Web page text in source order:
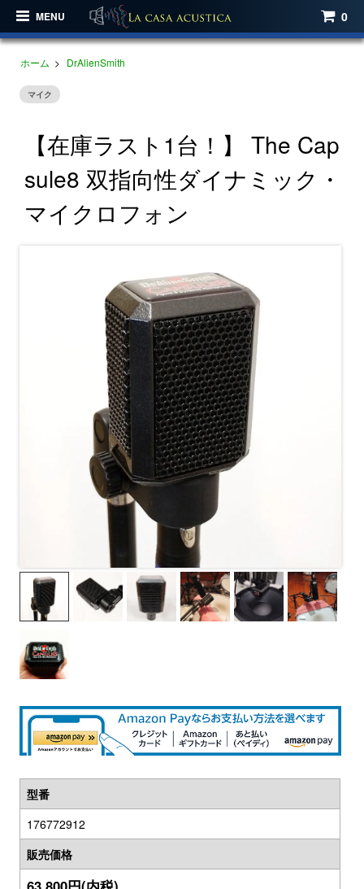
MENU 0
ホーム > DrAlienSmith
マイク
【在庫ラスト1台！】 The Cap
sule8 双指向性ダイナミック・
マイクロフォン
型番
176772912
販売価格